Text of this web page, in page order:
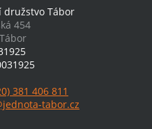
družstvo Tábor
454
381 406 811
tabor.cz